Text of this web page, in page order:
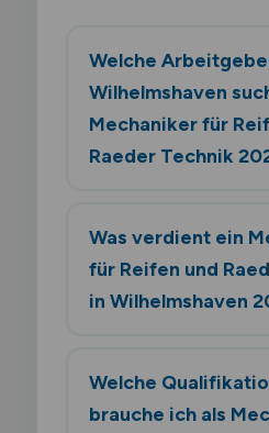
Welche
Wilhelmshaven
Mechaniker für
Raeder Technik
Was verdient ein
für Reifen und
in Wilhelmshaven
Welche
brauche ich als